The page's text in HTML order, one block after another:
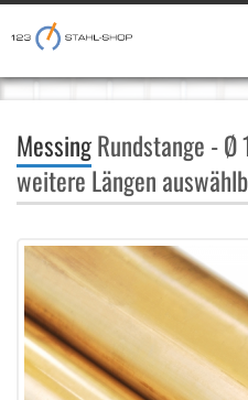
MessingRundstange -
weitere Längen